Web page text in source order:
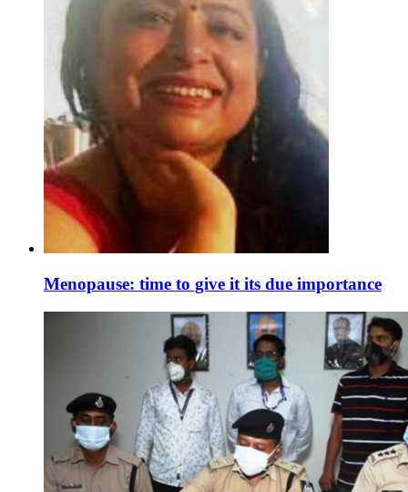
Menopause: time to give it its due importance